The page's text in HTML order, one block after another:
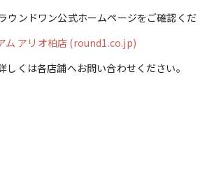
ウンドワン公式ホームページをご確認くだ
ム アリオ柏店 (round1.co.jp)
くは各店舗へお問い合わせください。